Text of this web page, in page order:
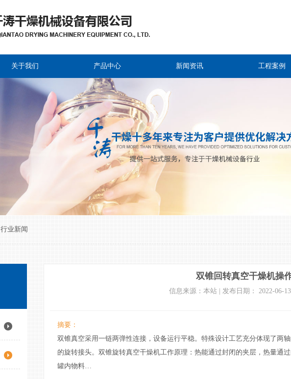
关于我们 产品中心 新闻资讯 工程案例
行业新闻
双锥回转真空干燥机操
信息来源：本站 | 发布日期： 2022-06-13
摘要：
双锥真空采用一链两弹性连接，设备运行平稳。特殊设计工艺充分体现了两
的旋转接头。双锥旋转真空干燥机工作原理：热能通过封闭的夹层，热量通
罐内物料…